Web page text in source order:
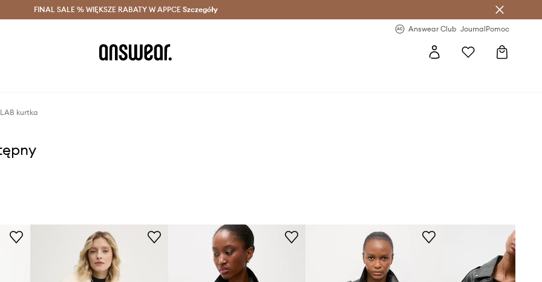
Oszczędzaj z Answear Club > Dostawa nawet w 24h >
FINAL SALE % WIĘKSZE RABATY W APPCE Szczegóły
Answear Club JournalPomoc
kurtka